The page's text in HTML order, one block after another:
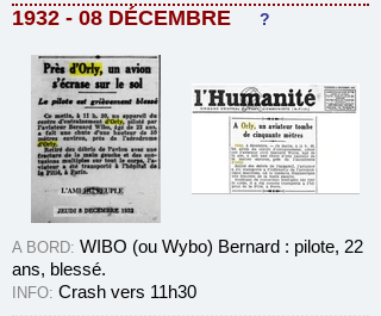
1932 - 08 DÉCEMBRE ?
A BORD: WIBO (ou Wybo) Bernard : pilote, 22
ans, blessé.
INFO: Crash vers 11h30